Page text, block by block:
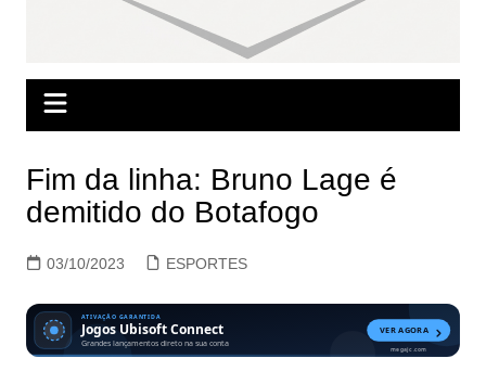
Fim da linha: Bruno Lage é
demitido do Botafogo
03/10/2023 ESPORTES